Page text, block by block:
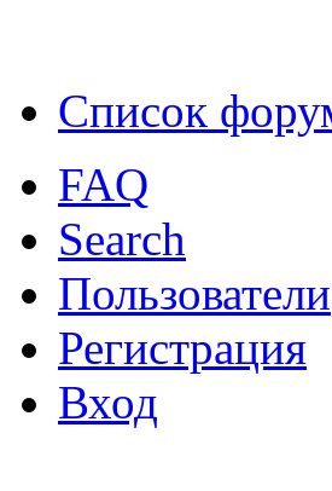
Список
FAQ
Search
Пользователи
Регистрация
Вход